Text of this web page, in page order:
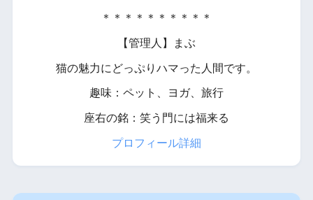
＊＊＊＊＊＊＊＊＊＊
【管理人】まぶ
猫の魅力にどっぷりハマった人間です。
趣味：ペット、ヨガ、旅行
座右の銘：笑う門には福来る
プロフィール詳細